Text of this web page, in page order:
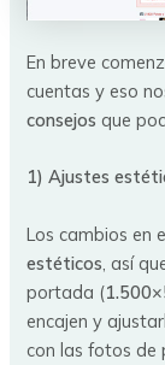
En breve
cuentas y eso
consejos que
1) Ajustes
Los cambios en
estéticos , así
portada (
encajen y
con las fotos